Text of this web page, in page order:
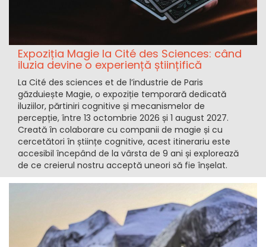
Expoziția Magie la Cité des Sciences: când
iluzia devine o experiență științifică
La Cité des sciences et de l’industrie de Paris
găzduiește Magie, o expoziție temporară dedicată
iluziilor, părtiniri cognitive și mecanismelor de
percepție, între 13 octombrie 2026 și 1 august 2027.
Creată în colaborare cu companii de magie și cu
cercetători în științe cognitive, acest itinerariu este
accesibil începând de la vârsta de 9 ani și explorează
de ce creierul nostru acceptă uneori să fie înșelat.